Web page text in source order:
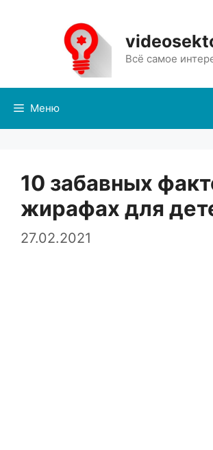
содержимому
Всё самое
Меню
10 забавных
жирафах для
27.02.2021